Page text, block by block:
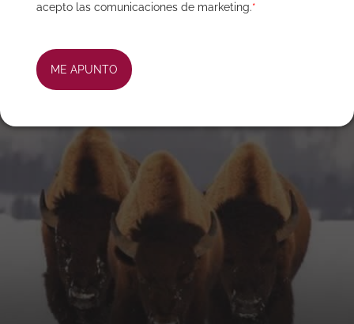
acepto las comunicaciones de marketing.*
ME APUNTO